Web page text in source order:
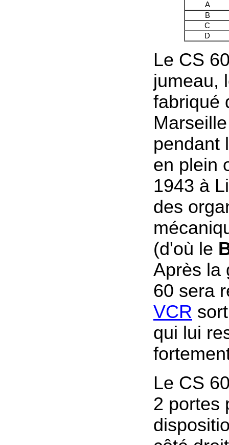
A
B
C
D
Le CS
jumeau,
fabriqué
pendant
en plein
1943 à
des
(d'où le
Après la
60 sera
VCR
qui lui
Le CS
2 portes